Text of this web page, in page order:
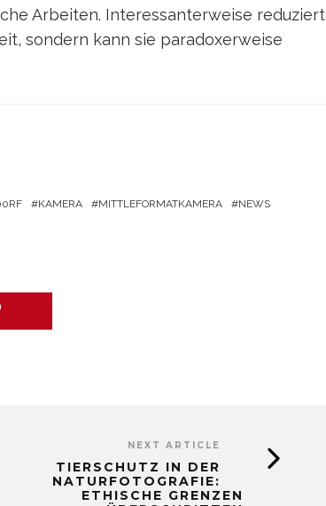
Arbeiten. Interessanterweise reduziert
sondern kann sie paradoxerweise
KAMERA MITTLEFORMATKAMERA
NEWS
NEXT ARTICLE
TIERSCHUTZ IN DER
NATURFOTOGRAFIE:
ETHISCHE GRENZEN